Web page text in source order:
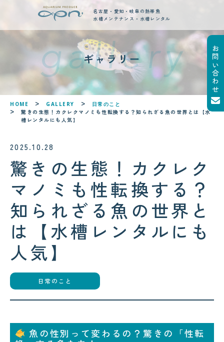
名古屋・愛知・岐阜の熱帯魚
水槽メンテナンス・水槽レンタル
new posts
最新ブログ記事
2026.08.06
郡上・長良川で感じる夏の涼｜メ
ンテナンスの合間の癒し時間
コクテンフグの意外な一面！海水
水槽メンテナンスで起きた出来事
は？原因と対策をわかりやすく解
テナンス｜美しい水景を支える定
お問い合わせ
ギャラリー
HOME GALLERY 日常のこと
驚きの生態！カクレクマノミも性転換する？知られざる魚の世界とは【水
槽レンタルにも人気】
2025.10.28
驚きの生態！カクレク
マノミも性転換する？
知られざる魚の世界と
は【水槽レンタルにも
人気】
日常のこと
魚の性別って変わるの？驚きの「性転